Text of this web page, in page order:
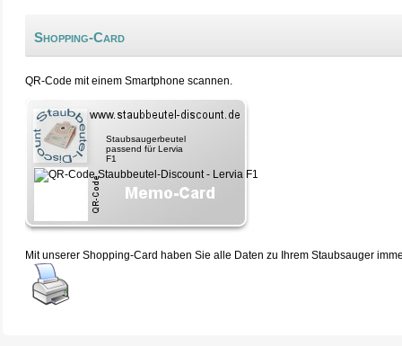
Shopping-Card
QR-Code mit einem Smartphone scannen.
Staubsaugerbeutel
passend für Lervia
F1
Mit unserer Shopping-Card haben Sie alle Daten zu Ihrem Staubsauger